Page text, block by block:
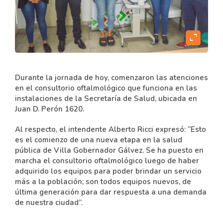
expand_content
Durante la jornada de hoy, comenzaron las atenciones
en el consultorio oftalmológico que funciona en las
instalaciones de la Secretaría de Salud, ubicada en
Juan D. Perón 1620.
Al respecto, el intendente Alberto Ricci expresó: “Esto
es el comienzo de una nueva etapa en la salud
pública de Villa Gobernador Gálvez. Se ha puesto en
marcha el consultorio oftalmológico luego de haber
adquirido los equipos para poder brindar un servicio
más a la población; son todos equipos nuevos, de
última generación para dar respuesta a una demanda
de nuestra ciudad”.